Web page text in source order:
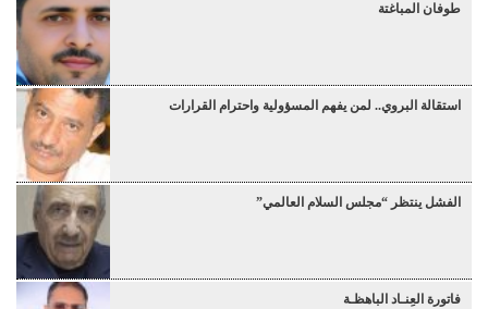
طوفان المباغتة
استقالة البروي.. لمن يفهم المسؤولية واحترام القرارات
الفشل ينتظر “مجلس السلام العالمي”
فاتورة العِنـاد الباهظـة